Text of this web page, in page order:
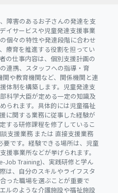
障害のあるお子さんの発達を支
イサービスや児童発達支援事業
個々の特性や発達段階に合わせ
療育を推進する役割を担ってい
の仕事内容は、個別支援計画の
連携、スタッフへの指導・育
や教育機関など、関係機関と連
体制を構築します。児童発達支
科学大臣が定める一定の知識及
られます。具体的には児童福祉
に関する業務に従事した経験が
する研修課程を修了しているこ
支援業務 または 直接支援業務
です。経験できる場所は、児童
援事業所などが挙げられます。
Job Training)、実践研修と学ん
は、自分のスキルやライフスタ
った職場を選ぶことが重要で
ルのような介護施設や福祉施設